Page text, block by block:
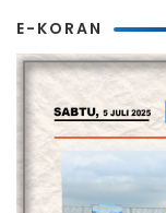
E-KORAN